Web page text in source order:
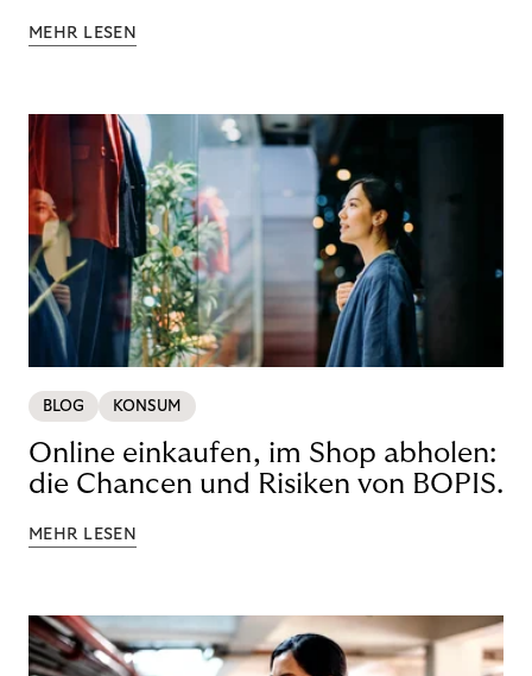
MEHR LESEN
BLOG KONSUM
Online einkaufen, im Shop abholen:
die Chancen und Risiken von BOPIS.
MEHR LESEN